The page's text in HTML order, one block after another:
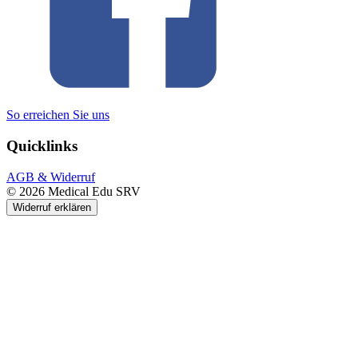
So erreichen Sie uns
Quicklinks
AGB & Widerruf
© 2026 Medical Edu SRV
Widerruf erklären